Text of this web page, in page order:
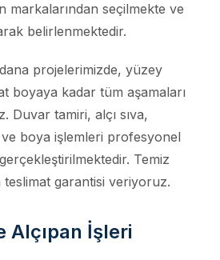
markalarından seçilmekte ve
belirlenmektedir.
projelerimizde, yüzey
boyaya kadar tüm aşamaları
Duvar tamiri, alçı sıva,
boya işlemleri profesyonel
Temiz
teslimat garantisi veriyoruz.
Alçıpan İşleri